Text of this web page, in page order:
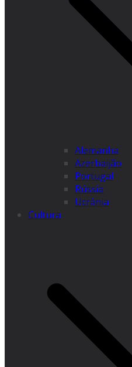
Alemanha
Azerbaijão
Portugal
Rússia
Ucrânia
Cultura